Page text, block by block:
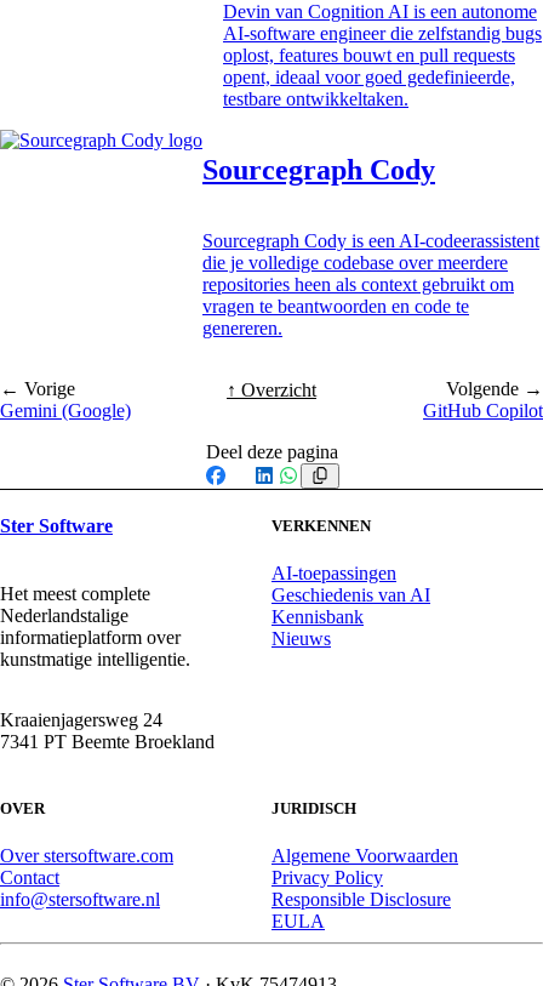
Devin van Cognition AI is een autonome
AI-software engineer die zelfstandig bugs
oplost, features bouwt en pull requests
opent, ideaal voor goed gedefinieerde,
testbare ontwikkeltaken.
Sourcegraph Cody
Sourcegraph Cody is een AI-codeerassistent
die je volledige codebase over meerdere
repositories heen als context gebruikt om
vragen te beantwoorden en code te
genereren.
← Vorige
Gemini (Google)
↑ Overzicht
Volgende →
GitHub Copilot
Deel deze pagina
Facebook
X LinkedIn
WhatsApp
Ster Software
Het meest complete
Nederlandstalige
informatieplatform over
kunstmatige intelligentie.
Kraaienjagersweg 24
7341 PT Beemte Broekland
VERKENNEN
AI-toepassingen
Geschiedenis van AI
Kennisbank
Nieuws
OVER
Over stersoftware.com
Contact
info@stersoftware.nl
JURIDISCH
Algemene Voorwaarden
Privacy Policy
Responsible Disclosure
EULA